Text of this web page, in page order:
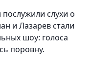
слухи о
и Лазарев стали
шоу: голоса
поровну.